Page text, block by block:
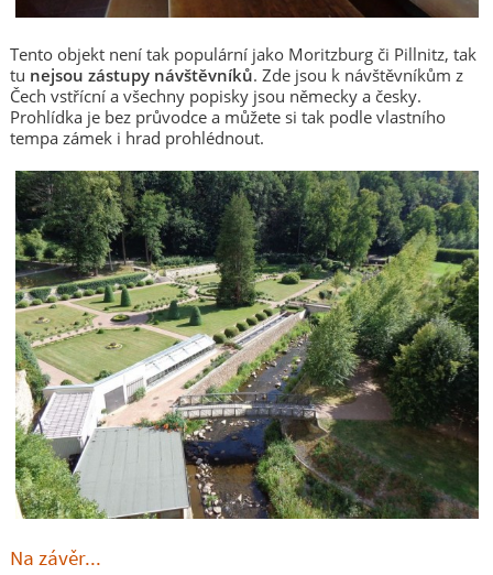
Tento objekt není tak populární jako Moritzburg či Pillnitz, tak
tu nejsou zástupy návštěvníků. Zde jsou k návštěvníkům z
Čech vstřícní a všechny popisky jsou německy a česky.
Prohlídka je bez průvodce a můžete si tak podle vlastního
tempa zámek i hrad prohlédnout.
Na závěr...